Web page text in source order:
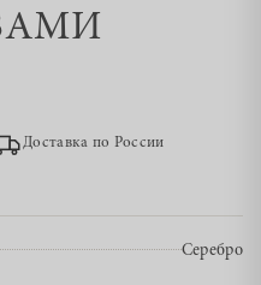
Доставка по России
Серебро